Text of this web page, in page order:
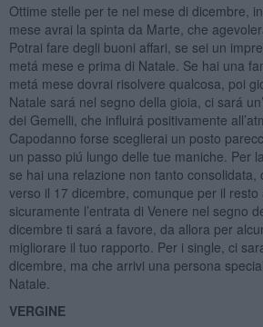
Ottime stelle per te nel mese di dicembre,
mese avrai la spinta da Marte, che
Potrai fare degli buoni affari, se sei un
metá mese e prima di Natale. Se hai una
metá mese dovrai risolvere qualcosa, poi
Natale sará nel segno della gioia, ci sará
dei Gemelli, che influirá positivamente
Capodanno forse sceglierai un posto
un passo piú lungo delle tue maniche. Per
se hai una relazione non tanto consolidata,
verso il 17 dicembre, comunque per il resto
sicuramente l’entrata di Venere nel segno
dicembre ti sará a favore, da allora per
migliorare il tuo rapporto. Per i single, ci
dicembre, ma che arrivi una persona
Natale.
VERGINE